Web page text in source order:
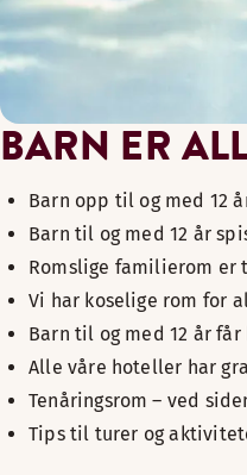
BARN ER
Barn opp til og med 12
Barn til og med 12 år
Romslige familierom er
Vi har koselige rom for
Barn til og med 12 år
Alle våre hoteller har
Tenåringsrom – ved
Tips til turer og
lekerommene må ha
bare barnevennlige og
skjermer og TV-er er